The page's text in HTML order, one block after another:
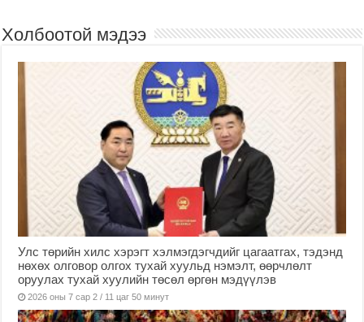
Холбоотой мэдээ
Улс төрийн хилс хэрэгт хэлмэгдэгчдийг цагаатгах, тэдэнд
нөхөх олговор олгох тухай хуульд нэмэлт, өөрчлөлт
оруулах тухай хуулийн төсөл өргөн мэдүүлэв
2026 оны 7 сар 2 / 11 цаг 50 минут